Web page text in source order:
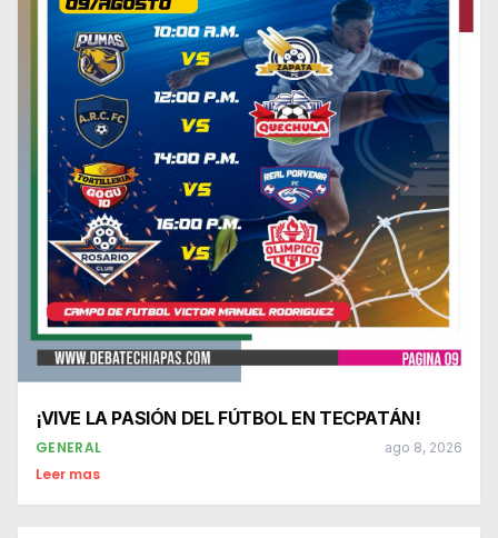
¡VIVE LA PASIÓN DEL FÚTBOL EN TECPATÁN!
GENERAL ago 8, 2026
Leer mas